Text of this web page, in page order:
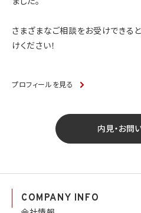
さまざまなご相談をお受けできる
けください！
プロフィールを見る
内見・お問
COMPANY INFO